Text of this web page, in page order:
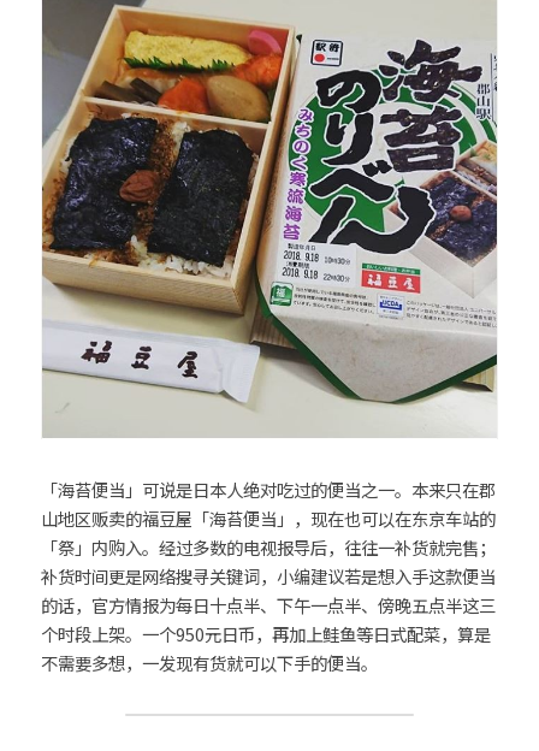
「海苔便当」可说是日本人绝对吃过的便当之一。本来只在郡
山地区贩卖的福豆屋「海苔便当」，现在也可以在东京车站的
「祭」内购入。经过多数的电视报导后，往往一补货就完售；
补货时间更是网络搜寻关键词，小编建议若是想入手这款便当
的话，官方情报为每日十点半、下午一点半、傍晚五点半这三
个时段上架。一个950元日币，再加上鲑鱼等日式配菜，算是
不需要多想，一发现有货就可以下手的便当。